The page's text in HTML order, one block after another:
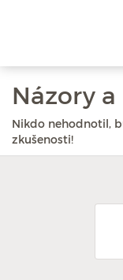
Názory
Nikdo nehodnotil,
zkušenosti!